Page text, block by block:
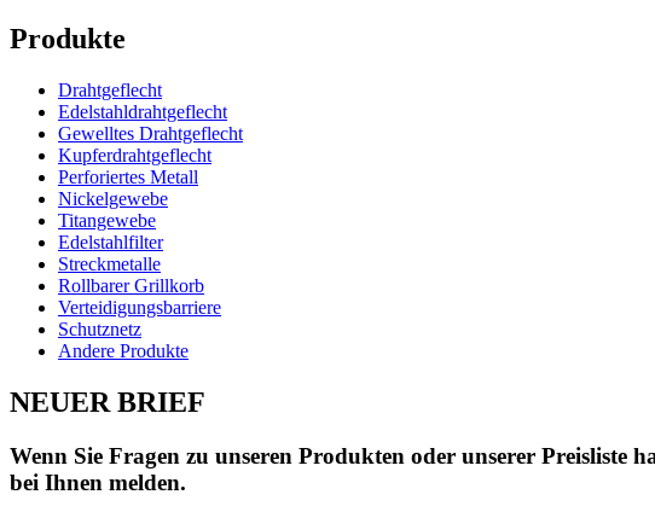
Produkte
Drahtgeflecht
Edelstahldrahtgeflecht
Gewelltes Drahtgeflecht
Kupferdrahtgeflecht
Perforiertes Metall
Nickelgewebe
Titangewebe
Edelstahlfilter
Streckmetalle
Rollbarer Grillkorb
Verteidigungsbarriere
Schutznetz
Andere Produkte
NEUER BRIEF
Wenn Sie Fragen zu unseren Produkten oder unserer Preisliste
bei Ihnen melden.